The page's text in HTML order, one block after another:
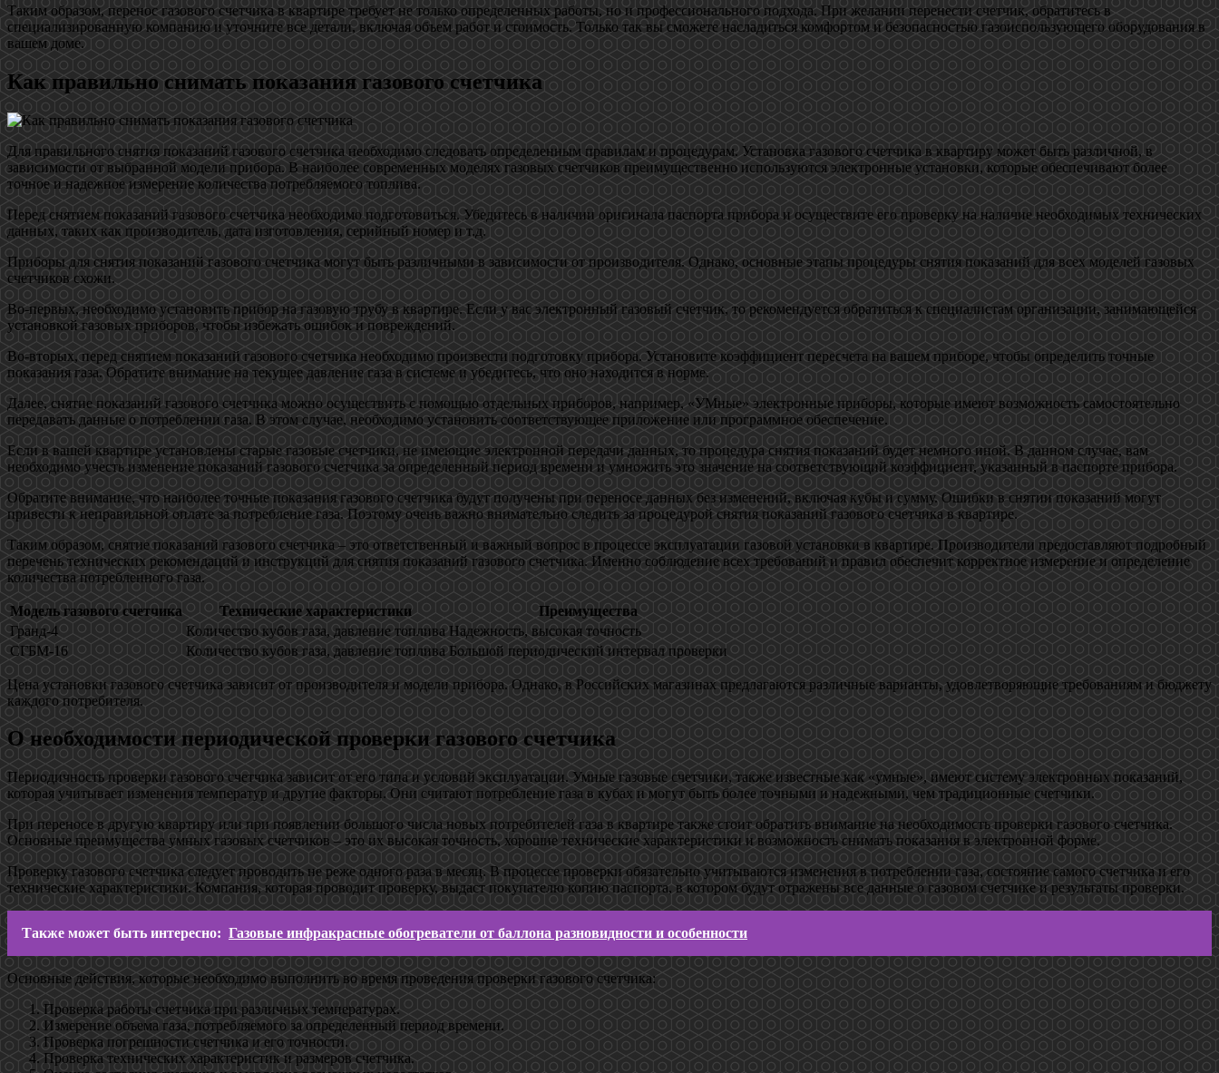
Таким образом, перенос газового счетчика в квартире требует не только определенных работы, но и профессионального подхода. При желании перенести счетчик, обратитесь в
специализированную компанию и уточните все детали, включая объем работ и стоимость. Только так вы сможете насладиться комфортом и безопасностью газоиспользующего оборудования в
вашем доме.
Как правильно снимать показания газового счетчика
Для правильного снятия показаний газового счетчика необходимо следовать определенным правилам и процедурам. Установка газового счетчика в квартиру может быть различной, в
зависимости от выбранной модели прибора. В наиболее современных моделях газовых счетчиков преимущественно используются электронные установки, которые обеспечивают более
точное и надежное измерение количества потребляемого топлива.
Перед снятием показаний газового счетчика необходимо подготовиться. Убедитесь в наличии оригинала паспорта прибора и осуществите его проверку на наличие необходимых технических
данных, таких как производитель, дата изготовления, серийный номер и т.д.
Приборы для снятия показаний газового счетчика могут быть различными в зависимости от производителя. Однако, основные этапы процедуры снятия показаний для всех моделей газовых
счетчиков схожи.
Во-первых, необходимо установить прибор на газовую трубу в квартире. Если у вас электронный газовый счетчик, то рекомендуется обратиться к специалистам организации, занимающейся
установкой газовых приборов, чтобы избежать ошибок и повреждений.
Во-вторых, перед снятием показаний газового счетчика необходимо произвести подготовку прибора. Установите коэффициент пересчета на вашем приборе, чтобы определить точные
показания газа. Обратите внимание на текущее давление газа в системе и убедитесь, что оно находится в норме.
Далее, снятие показаний газового счетчика можно осуществить с помощью отдельных приборов, например, «УМные» электронные приборы, которые имеют возможность самостоятельно
передавать данные о потреблении газа. В этом случае, необходимо установить соответствующее приложение или программное обеспечение.
Если в вашей квартире установлены старые газовые счетчики, не имеющие электронной передачи данных, то процедура снятия показаний будет немного иной. В данном случае, вам
необходимо учесть изменение показаний газового счетчика за определенный период времени и умножить это значение на соответствующий коэффициент, указанный в паспорте прибора.
Обратите внимание, что наиболее точные показания газового счетчика будут получены при переносе данных без изменений, включая кубы и сумму. Ошибки в снятии показаний могут
привести к неправильной оплате за потребление газа. Поэтому очень важно внимательно следить за процедурой снятия показаний газового счетчика в квартире.
Таким образом, снятие показаний газового счетчика – это ответственный и важный вопрос в процессе эксплуатации газовой установки в квартире. Производители предоставляют подробный
перечень технических рекомендаций и инструкций для снятия показаний газового счетчика. Именно соблюдение всех требований и правил обеспечит корректное измерение и определение
количества потребленного газа.
Модель газового счетчика Технические характеристики
Преимущества
Гранд-4
Количество кубов газа, давление топлива Надежность, высокая точность
СГБМ-16
Количество кубов газа, давление топлива Большой периодический интервал проверки
Цена установки газового счетчика зависит от производителя и модели прибора. Однако, в Российских магазинах предлагаются различные варианты, удовлетворяющие требованиям и бюджету
каждого потребителя.
О необходимости периодической проверки газового счетчика
Периодичность проверки газового счетчика зависит от его типа и условий эксплуатации. Умные газовые счетчики, также известные как «умные», имеют систему электронных показаний,
которая учитывает изменения температур и другие факторы. Они считают потребление газа в кубах и могут быть более точными и надежными, чем традиционные счетчики.
При переносе в другую квартиру или при появлении большого числа новых потребителей газа в квартире также стоит обратить внимание на необходимость проверки газового счетчика.
Основные преимущества умных газовых счетчиков – это их высокая точность, хорошие технические характеристики и возможность снимать показания в электронной форме.
Проверку газового счетчика следует проводить не реже одного раза в месяц. В процессе проверки обязательно учитываются изменения в потреблении газа, состояние самого счетчика и его
технические характеристики. Компания, которая проводит проверку, выдаст покупателю копию паспорта, в котором будут отражены все данные о газовом счетчике и результаты проверки.
Также может быть интересно: Газовые инфракрасные обогреватели от баллона разновидности и особенности
Основные действия, которые необходимо выполнить во время проведения проверки газового счетчика:
Проверка работы счетчика при различных температурах.
Измерение объема газа, потребляемого за определенный период времени.
Проверка погрешности счетчика и его точности.
Проверка технических характеристик и размеров счетчика.